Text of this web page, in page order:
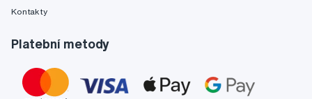
Kontakty
Platební metody